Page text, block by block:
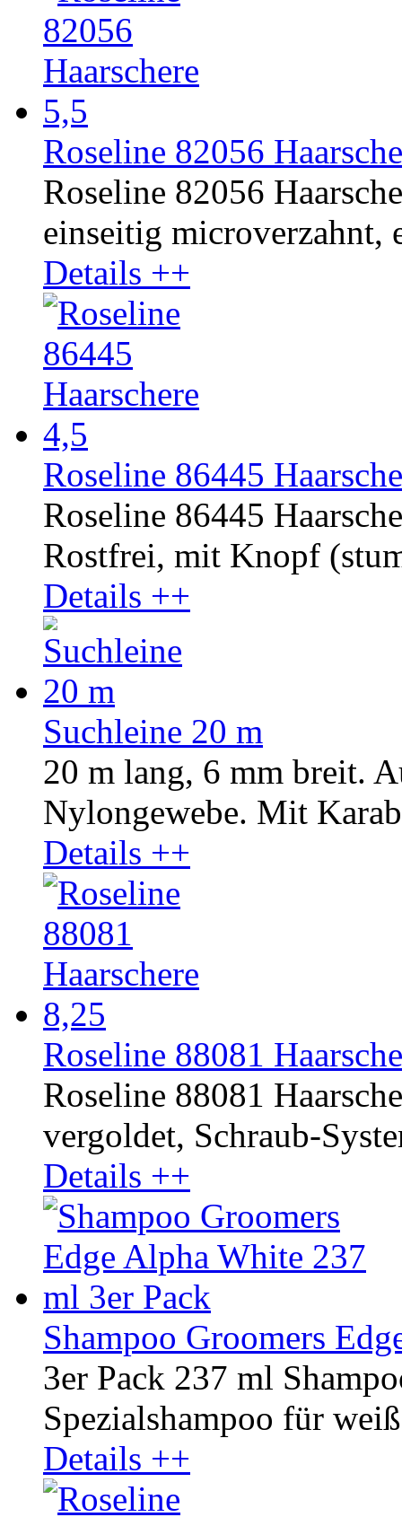
Roseline 82056
Roseline 82056
einseitig microverzahnt,
Details ++
Roseline 86445
Roseline 86445
Rostfrei, mit Knopf
Details ++
Suchleine 20 m
20 m lang, 6 mm breit.
Nylongewebe. Mit
Details ++
Roseline 88081
Roseline 88081
vergoldet, Schraub-
Details ++
Shampoo Groomers
3er Pack 237 ml
Spezialshampoo für
Details ++